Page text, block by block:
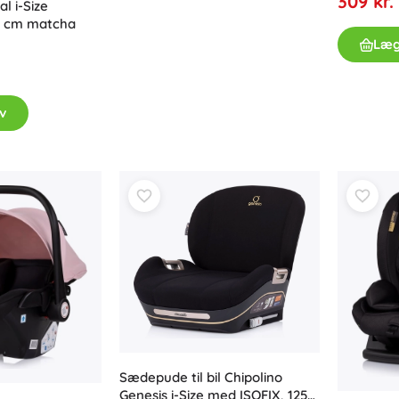
i-Size
cm matcha
Sædepude til bil Chipolino
Genesis i-Size med ISOFIX, 125–